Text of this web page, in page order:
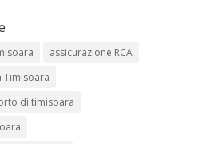
assicurazione RCA
Timisoara
di timisoara